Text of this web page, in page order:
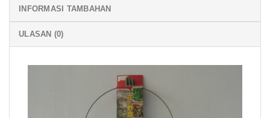
INFORMASI TAMBAHAN
ULASAN (0)